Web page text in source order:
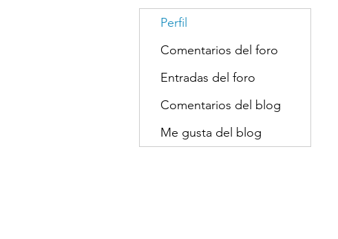
Perfil
Comentarios del foro
Entradas del foro
Comentarios del blog
Me gusta del blog